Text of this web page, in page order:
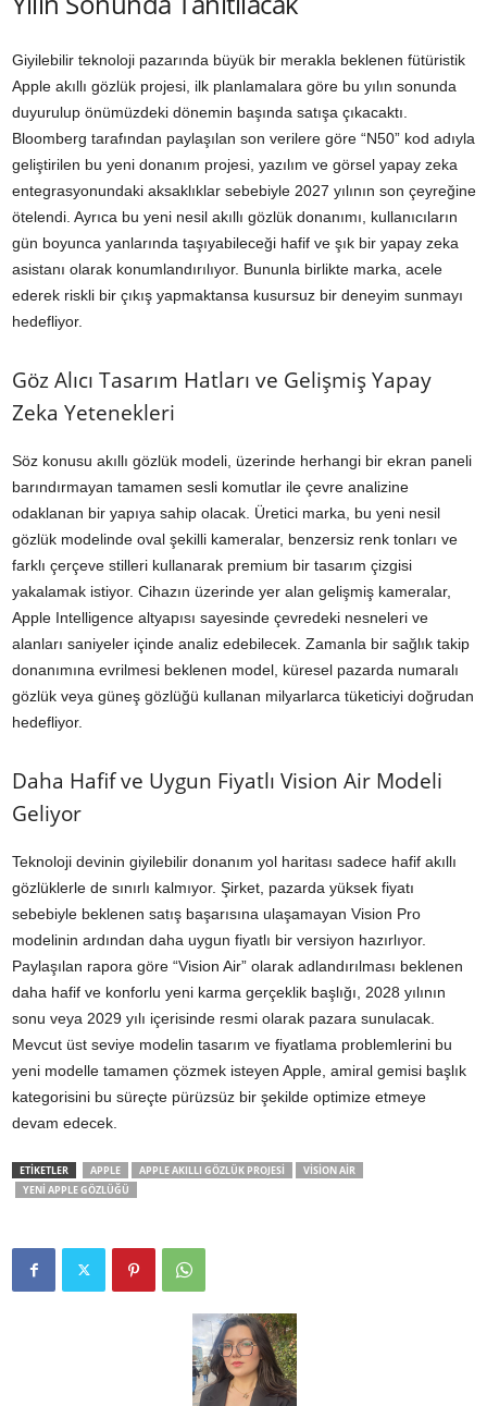
Giyilebilir teknoloji pazarında büyük bir merakla beklenen fütüristik
Apple akıllı gözlük projesi, ilk planlamalara göre bu yılın sonunda
duyurulup önümüzdeki dönemin başında satışa çıkacaktı.
Bloomberg tarafından paylaşılan son verilere göre “N50” kod adıyla
geliştirilen bu yeni donanım projesi, yazılım ve görsel yapay zeka
entegrasyonundaki aksaklıklar sebebiyle 2027 yılının son çeyreğine
ötelendi. Ayrıca bu yeni nesil akıllı gözlük donanımı, kullanıcıların
gün boyunca yanlarında taşıyabileceği hafif ve şık bir yapay zeka
asistanı olarak konumlandırılıyor. Bununla birlikte marka, acele
ederek riskli bir çıkış yapmaktansa kusursuz bir deneyim sunmayı
hedefliyor.
Göz Alıcı Tasarım Hatları ve Gelişmiş Yapay
Zeka Yetenekleri
Söz konusu akıllı gözlük modeli, üzerinde herhangi bir ekran paneli
barındırmayan tamamen sesli komutlar ile çevre analizine
odaklanan bir yapıya sahip olacak. Üretici marka, bu yeni nesil
gözlük modelinde oval şekilli kameralar, benzersiz renk tonları ve
farklı çerçeve stilleri kullanarak premium bir tasarım çizgisi
yakalamak istiyor. Cihazın üzerinde yer alan gelişmiş kameralar,
Apple Intelligence altyapısı sayesinde çevredeki nesneleri ve
alanları saniyeler içinde analiz edebilecek. Zamanla bir sağlık takip
donanımına evrilmesi beklenen model, küresel pazarda numaralı
gözlük veya güneş gözlüğü kullanan milyarlarca tüketiciyi doğrudan
hedefliyor.
Daha Hafif ve Uygun Fiyatlı Vision Air Modeli
Geliyor
Teknoloji devinin giyilebilir donanım yol haritası sadece hafif akıllı
gözlüklerle de sınırlı kalmıyor. Şirket, pazarda yüksek fiyatı
sebebiyle beklenen satış başarısına ulaşamayan Vision Pro
modelinin ardından daha uygun fiyatlı bir versiyon hazırlıyor.
Paylaşılan rapora göre “Vision Air” olarak adlandırılması beklenen
daha hafif ve konforlu yeni karma gerçeklik başlığı, 2028 yılının
sonu veya 2029 yılı içerisinde resmi olarak pazara sunulacak.
Mevcut üst seviye modelin tasarım ve fiyatlama problemlerini bu
yeni modelle tamamen çözmek isteyen Apple, amiral gemisi başlık
kategorisini bu süreçte pürüzsüz bir şekilde optimize etmeye
devam edecek.
ETİKETLER APPLE APPLE AKILLI GÖZLÜK PROJESI
VISION AIR
YENI APPLE GÖZLÜĞÜ